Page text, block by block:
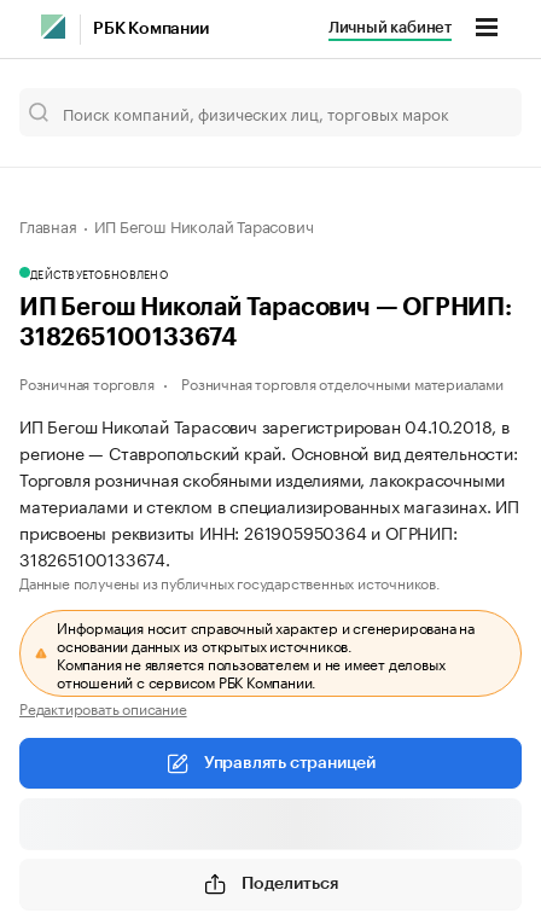
РБК Компании Личный кабинет
Главная ИП Бегош Николай Тарасович
ДЕЙСТВУЕТОБНОВЛЕНО
ИП Бегош Николай Тарасович — ОГРНИП:
318265100133674
Розничная торговля Розничная торговля отделочными материалами
ИП Бегош Николай Тарасович зарегистрирован 04.10.2018, в
регионе — Ставропольский край. Основной вид деятельности:
Торговля розничная скобяными изделиями, лакокрасочными
материалами и стеклом в специализированных магазинах. ИП
присвоены реквизиты ИНН: 261905950364 и ОГРНИП:
318265100133674.
Данные получены из публичных государственных источников.
Информация носит справочный характер и сгенерирована на
основании данных из открытых источников.
Компания не является пользователем и не имеет деловых
отношений с сервисом РБК Компании.
Редактировать описание
Управлять страницей
Поделиться